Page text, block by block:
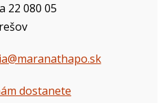
22 080 05
dostanete